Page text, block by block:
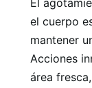
el cuerpo
mantener
Acciones
área